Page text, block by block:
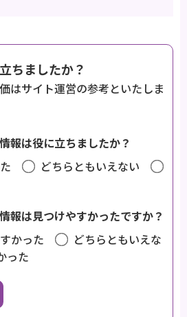
ちましたか？
はサイト運営の参考といたしま
報は役に立ちましたか？
どちらともいえない
報は見つけやすかったですか？
かった
どちらともいえな
った